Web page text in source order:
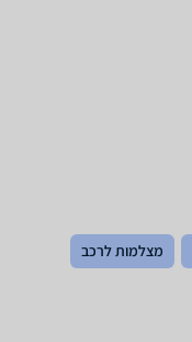
מצלמות לרכב